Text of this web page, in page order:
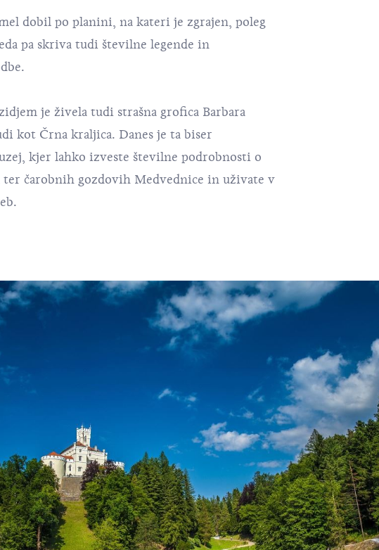
dobil po planini, na kateri je zgrajen, poleg
pa skriva tudi številne legende in
je živela tudi strašna grofica Barbara
kot Črna kraljica. Danes je ta biser
kjer lahko izveste številne podrobnosti o
ter čarobnih gozdovih Medvednice in uživate v